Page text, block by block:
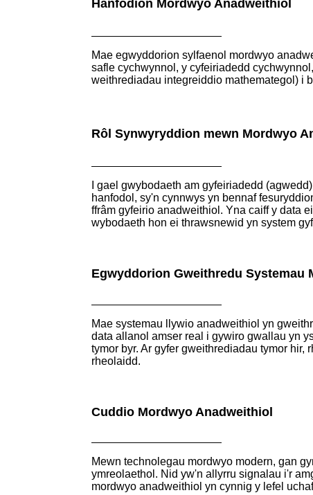
Hanfodion Mordwyo Anadweithiol
Mae egwyddorion sylfaenol mordwyo
safle cychwynnol, y cyfeiriadedd
weithrediadau integreiddio mathemategol) i
Rôl Synwyryddion mewn Mordwyo
I gael gwybodaeth am gyfeiriadedd
hanfodol, sy'n cynnwys yn bennaf
ffrâm gyfeirio anadweithiol. Yna caiff y data
wybodaeth hon ei thrawsnewid yn system
Egwyddorion Gweithredu Systemau
Mae systemau llywio anadweithiol yn
data allanol amser real i gywiro gwallau yn
tymor byr. Ar gyfer gweithrediadau tymor
rheolaidd.
Cuddio Mordwyo Anadweithiol
Mewn technolegau mordwyo modern, gan
ymreolaethol. Nid yw'n allyrru signalau i'r
mordwyo anadweithiol yn cynnig y lefel